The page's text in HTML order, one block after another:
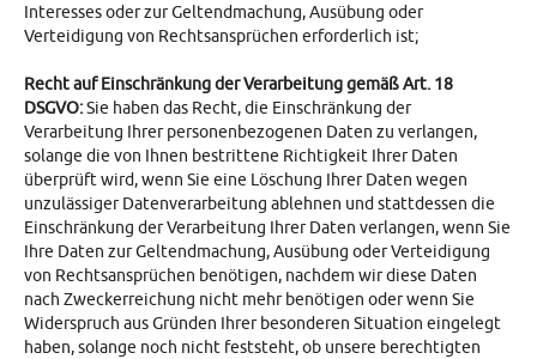
Interesses oder zur Geltendmachung, Ausübung oder
Verteidigung von Rechtsansprüchen erforderlich ist;
Recht auf Einschränkung der Verarbeitung gemäß Art. 18
DSGVO:Sie haben das Recht, die Einschränkung der
Verarbeitung Ihrer personenbezogenen Daten zu verlangen,
solange die von Ihnen bestrittene Richtigkeit Ihrer Daten
überprüft wird, wenn Sie eine Löschung Ihrer Daten wegen
unzulässiger Datenverarbeitung ablehnen und stattdessen die
Einschränkung der Verarbeitung Ihrer Daten verlangen, wenn Sie
Ihre Daten zur Geltendmachung, Ausübung oder Verteidigung
von Rechtsansprüchen benötigen, nachdem wir diese Daten
nach Zweckerreichung nicht mehr benötigen oder wenn Sie
Widerspruch aus Gründen Ihrer besonderen Situation eingelegt
haben, solange noch nicht feststeht, ob unsere berechtigten